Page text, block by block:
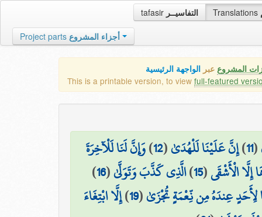
tafasir التفاسيــر Translations
Project parts أجزاء المشروع
المشروع عبر الواجهة الرئيسية
This is a printable version, to view full-featured
(
11
)إِنَّ عَلَيْنَا لَلْهُدَىٰ(
12
)وَإِنَّ لَنَا لَلْآخِرَةَ
إِلَّا الْأَشْقَى(
15
)الَّذِي كَذَّبَ وَتَوَلَّىٰ(
16
)
لِأَحَدٍ عِندَهُ مِن نِّعْمَةٍ تُجْزَىٰ(
19
)إِلَّا ابْتِغَاءَ